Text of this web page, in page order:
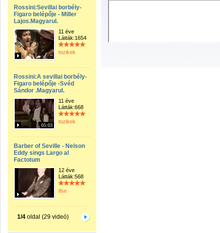
Rossini:Sevillai borbély-
Figaro belépője - Miller
Lajos.Magyarul.
11 éve
Látták:1654
tozikek
Rossini:A sevillai borbély-
Figaro belépője -Svéd
Sándor .Magyarul.
05:03
11 éve
Látták:668
tozikek
Barber of Seville - Nelson
Eddy sings Largo al
Factotum
12 éve
Látták:568
Ilse
1/4oldal (29 videó)